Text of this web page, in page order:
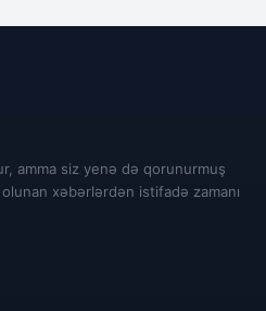
amma siz yenə də qorunurmuş
xəbərlərdən istifadə zamanı